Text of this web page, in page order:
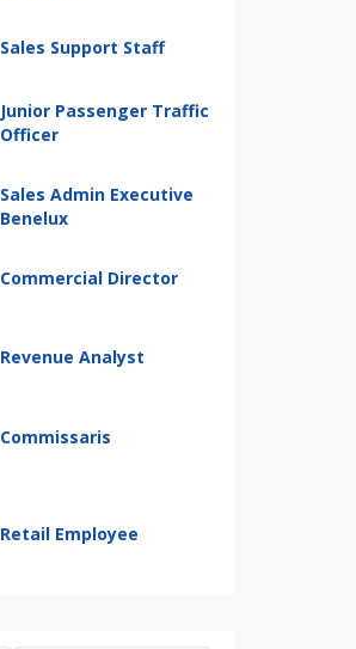
Sales Support Staff
Junior Passenger Traffic
Officer
Sales Admin Executive
Benelux
Commercial Director
Revenue Analyst
Commissaris
Retail Employee